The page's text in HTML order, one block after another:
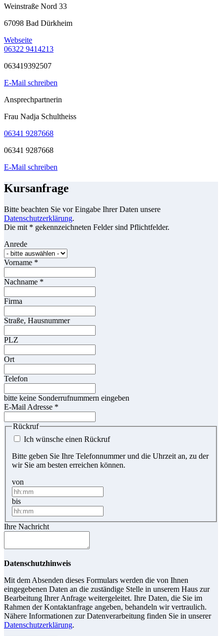
Weinstraße Nord 33
67098 Bad Dürkheim
Webseite
06322 9414213
063419392507
E-Mail schreiben
Ansprechpartnerin
Frau Nadja Schultheiss
06341 9287668
06341 9287668
E-Mail schreiben
Kursanfrage
Bitte beachten Sie vor Eingabe Ihrer Daten unsere
Datenschutzerklärung.
Die mit * gekennzeichneten Felder sind Pflichtfelder.
Anrede
Vorname *
Nachname *
Firma
Straße, Hausnummer
PLZ
Ort
Telefon
bitte keine Sonderrufnummern eingeben
E-Mail Adresse *
Rückruf
Ich wünsche einen Rückruf
Bitte geben Sie Ihre Telefonnummer und die Uhrzeit an, zu der
wir Sie am besten erreichen können.
von
bis
Ihre Nachricht
Datenschutzhinweis
Mit dem Absenden dieses Formulars werden die von Ihnen
eingegebenen Daten an die zuständige Stelle in unserem Haus zur
Bearbeitung Ihrer Anfrage weitergeleitet. Ihre Daten, die Sie im
Rahmen der Kontaktanfrage angeben, behandeln wir vertraulich.
Nähere Informationen zur Datenverarbeitung finden Sie in unserer
Datenschutzerklärung.